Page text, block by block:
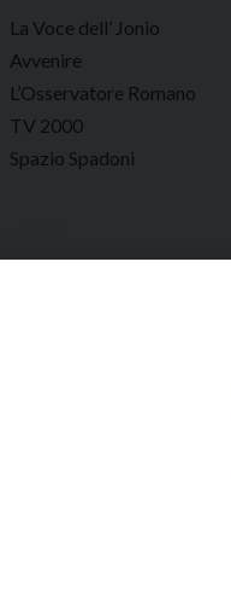
La Voce dell’ Jonio
Avvenire
L’Osservatore Romano
TV 2000
Spazio Spadoni